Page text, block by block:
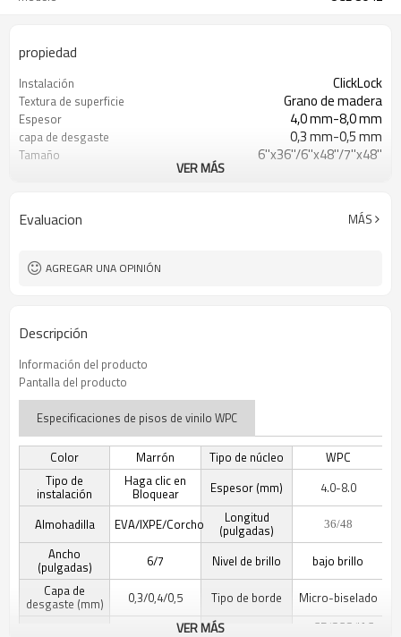
propiedad
Instalación ClickLock
Textura de superficie Grano de madera
Espesor 4,0 mm-8,0 mm
capa de desgaste 0,3 mm-0,5 mm
Tamaño
6''x36''/6''x48''/7''x48''
Impermeable/antideslizante/ignífugo/
a los arañazos
VER MÁS
Evaluacion MÁS
AGREGAR UNA OPINIÓN
Descripción
Información del producto
Pantalla del producto
Especificaciones de pisos de vinilo WPC
Color Marrón Tipo de núcleo
WPC
Tipo de
instalación
Haga clic en
Bloquear Espesor (mm) 4.0-8.0
Almohadilla EVA/IXPE/Corcho Longitud
(pulgadas) 36/48
Ancho
(pulgadas) 6/7 Nivel de brillo
bajo brillo
Capa de
desgaste (mm) 0,3/0,4/0,5 Tipo de borde Micro-biselado
CE/SGS/IAC-
VER MÁS